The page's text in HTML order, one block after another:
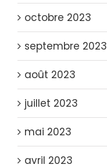
octobre 2023
septembre 2023
août 2023
juillet 2023
mai 2023
avril 2023